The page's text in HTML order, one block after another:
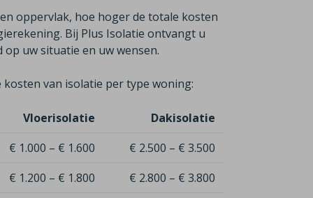
oppervlak, hoe hoger de totale kosten
Bij Plus Isolatie ontvangt u
op uw situatie en uw wensen.
van isolatie per type woning:
Vloerisolatie
Dakisolatie
€ 1.000 – € 1.600
€ 2.500 – € 3.500
€ 1.200 – € 1.800
€ 2.800 – € 3.800